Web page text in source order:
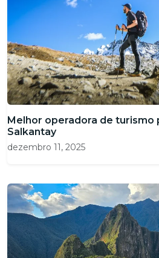
Melhor operadora de turismo
Salkantay
dezembro 11, 2025